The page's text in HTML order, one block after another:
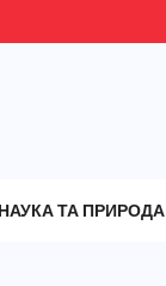
НАУКА ТА ПРИРОДА